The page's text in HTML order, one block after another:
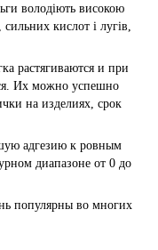
володіють високою
кислот і лугів,
растягиваются и при
Их можно успешно
на изделиях, срок
адгезию к ровным
диапазоне от 0 до
популярны во многих